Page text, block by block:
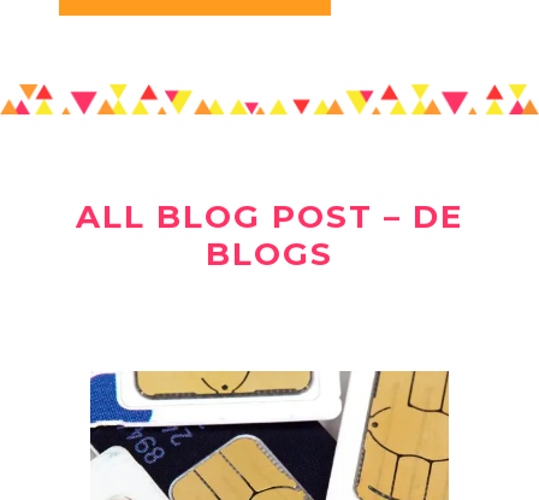
ALL BLOG POST – DE
BLOGS